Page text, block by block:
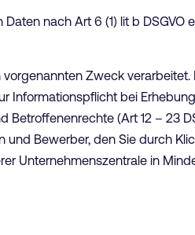
nach Art 6 (1) lit b DSGVO
Zweck
Informationspflicht bei
Betroffenenrechte (Art 12 – 23
Bewerber, den Sie durch
Unternehmenszentrale in